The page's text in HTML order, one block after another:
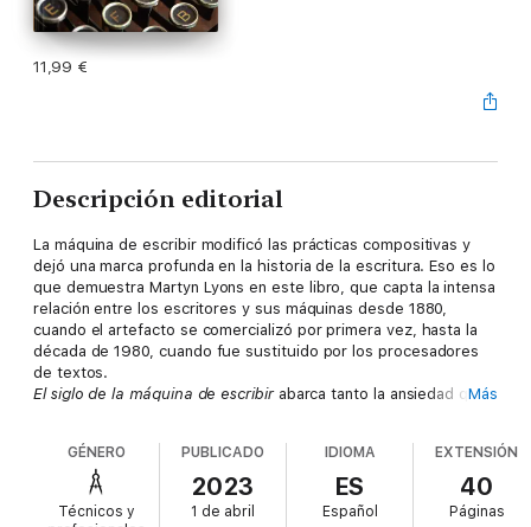
11,99 €
Descripción editorial
La máquina de escribir modificó las prácticas compositivas y
dejó una marca profunda en la historia de la escritura. Eso es lo
que demuestra Martyn Lyons en este libro, que capta la intensa
relación entre los escritores y sus máquinas desde 1880,
cuando el artefacto se comercializó por primera vez, hasta la
década de 1980, cuando fue sustituido por los procesadores
de textos.
El siglo de la máquina de escribir abarca tanto la ansiedad que
manera figuras tan relevantes como Mark Twain, Henry James,
Jack Kerouac, Agatha Christie, Georges Simenon y Erle Stanley
Gardner usaron la nueva tecnología para combinarla con otros
medios de escritura, incluidos el dictado y los borradores
Más
GÉNERO
Técnicos y
PUBLICADO
2023
1 de abril
IDIOMA
ES
Español
EXTENSIÓN
40
Páginas